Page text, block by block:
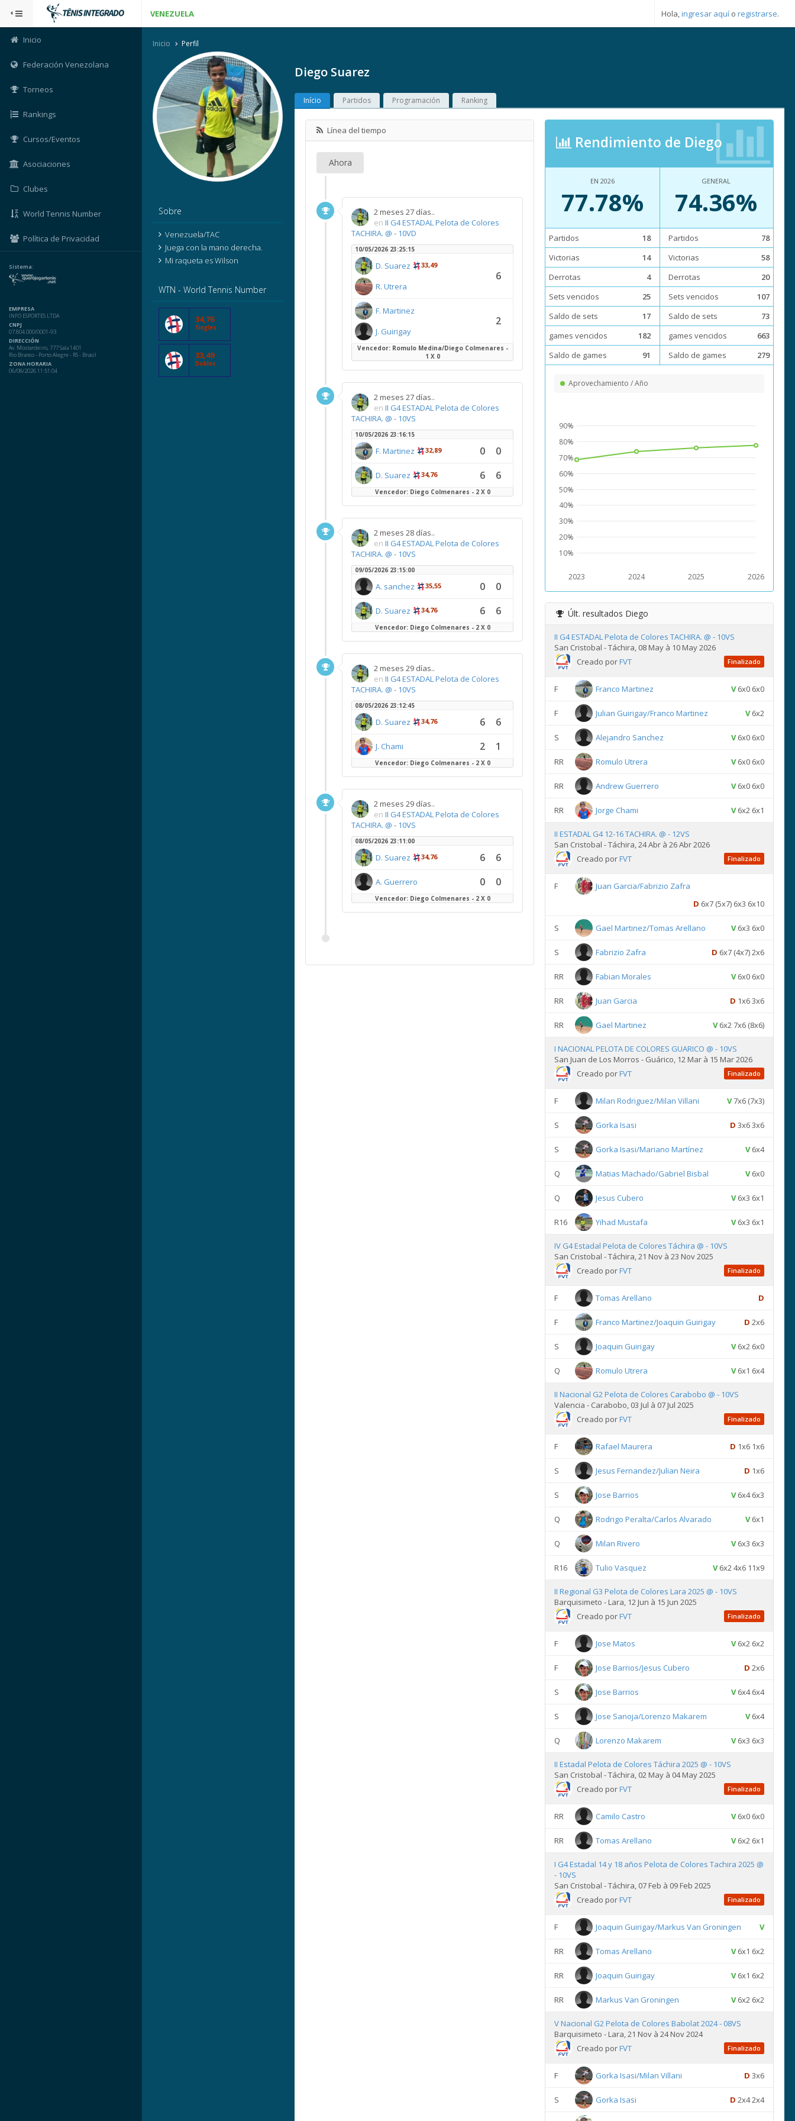
VENEZUELA Hola,ingresar aquí o registrarse.
Inicio
Federación Venezolana
Torneos
Rankings
Cursos/Eventos
Asociaciones
Clubes
World Tennis Number
Política de Privacidad
Sistema:
EMPRESA
INFO ESPORTES LTDA
CNPJ
07.804.000/0001-93
DIRECCIÓN
Av. Mostardeiro, 777 Sala 1401
Rio Branco - Porto Alegre - RS - Brasil
ZONA HORARIA
06/08/2026 11:51:04
Inicio Perfil
Diego Suarez
Sobre
Venezuela/TAC
Juega con la mano derecha.
Mi raqueta es Wilson
WTN - World Tennis Number
34,76
Singles
33,49
Dobles
Início Partidos Programación Ranking
Línea del tiempo
Ahora
2 meses 27 días..
en II G4 ESTADAL Pelota de Colores
TACHIRA. @ - 10VD
10/05/2026 23:25:15
D. Suarez 33,49
R. Utrera
6
F. Martinez
J. Guirigay
2
Vencedor: Romulo Medina/Diego Colmenares -
1 X 0
2 meses 27 días..
en II G4 ESTADAL Pelota de Colores
TACHIRA. @ - 10VS
10/05/2026 23:16:15
F. Martinez 32,89 0 0
D. Suarez 34,76 6 6
Vencedor: Diego Colmenares - 2 X 0
2 meses 28 días..
en II G4 ESTADAL Pelota de Colores
TACHIRA. @ - 10VS
09/05/2026 23:15:00
A. sanchez 35,55 0 0
D. Suarez 34,76 6 6
Vencedor: Diego Colmenares - 2 X 0
2 meses 29 días..
en II G4 ESTADAL Pelota de Colores
TACHIRA. @ - 10VS
08/05/2026 23:12:45
D. Suarez 34,76 6 6
J. Chami 2 1
Vencedor: Diego Colmenares - 2 X 0
2 meses 29 días..
en II G4 ESTADAL Pelota de Colores
TACHIRA. @ - 10VS
08/05/2026 23:11:00
D. Suarez 34,76 6 6
A. Guerrero 0 0
Vencedor: Diego Colmenares - 2 X 0
Rendimiento de Diego
EN 2026
77.78%
Partidos
18
Victorias
14
Derrotas
4
Sets vencidos
25
Saldo de sets
17
games vencidos
182
Saldo de games
91
GENERAL
74.36%
Partidos
78
Victorias
58
Derrotas
20
Sets vencidos
107
Saldo de sets
73
games vencidos
663
Saldo de games
279
Aprovechamiento / Año
2023 2024 2025 2026
10%
20%
30%
40%
50%
60%
70%
80%
90%
Últ. resultados Diego
II G4 ESTADAL Pelota de Colores TACHIRA. @ - 10VS
San Cristobal - Táchira, 08 May à 10 May 2026
Creado porFVT Finalizado
F Franco Martinez V6x0 6x0
F Julian Guirigay/Franco Martinez V6x2
S Alejandro Sanchez V6x0 6x0
RR Romulo Utrera V6x0 6x0
RR Andrew Guerrero V6x0 6x0
RR Jorge Chami V6x2 6x1
II ESTADAL G4 12-16 TACHIRA. @ - 12VS
San Cristobal - Táchira, 24 Abr à 26 Abr 2026
Creado porFVT Finalizado
F
Juan Garcia/Fabrizio Zafra
D 6x7 (5x7) 6x3 6x10
S Gael Martinez/Tomas Arellano V6x3 6x0
S Fabrizio Zafra D 6x7 (4x7) 2x6
RR Fabian Morales V6x0 6x0
RR Juan Garcia D 1x6 3x6
RR Gael Martinez V6x2 7x6 (8x6)
I NACIONAL PELOTA DE COLORES GUARICO @ - 10VS
San Juan de Los Morros - Guárico, 12 Mar à 15 Mar 2026
Creado porFVT Finalizado
F Milan Rodriguez/Milan Villani V7x6 (7x3)
S Gorka Isasi D 3x6 3x6
S Gorka Isasi/Mariano Martínez V6x4
Q Matias Machado/Gabriel Bisbal V6x0
Q Jesus Cubero V6x3 6x1
R16 Yihad Mustafa V6x3 6x1
IV G4 Estadal Pelota de Colores Táchira @ - 10VS
San Cristobal - Táchira, 21 Nov à 23 Nov 2025
Creado porFVT Finalizado
F Tomas Arellano D
F Franco Martinez/Joaquin Guirigay D 2x6
S Joaquin Guirigay V6x2 6x0
Q Romulo Utrera V6x1 6x4
II Nacional G2 Pelota de Colores Carabobo @ - 10VS
Valencia - Carabobo, 03 Jul à 07 Jul 2025
Creado porFVT Finalizado
F Rafael Maurera D 1x6 1x6
S Jesus Fernandez/Julian Neira D 1x6
S Jose Barrios V6x4 6x3
Q Rodrigo Peralta/Carlos Alvarado V6x1
Q Milan Rivero V6x3 6x3
R16 Tulio Vasquez V6x2 4x6 11x9
II Regional G3 Pelota de Colores Lara 2025 @ - 10VS
Barquisimeto - Lara, 12 Jun à 15 Jun 2025
Creado porFVT Finalizado
F Jose Matos V6x2 6x2
F Jose Barrios/Jesus Cubero D 2x6
S Jose Barrios V6x4 6x4
S Jose Sanoja/Lorenzo Makarem V6x4
Q Lorenzo Makarem V6x3 6x3
II Estadal Pelota de Colores Táchira 2025 @ - 10VS
San Cristobal - Táchira, 02 May à 04 May 2025
Creado porFVT Finalizado
RR Camilo Castro V6x0 6x0
RR Tomas Arellano V6x2 6x1
I G4 Estadal 14 y 18 años Pelota de Colores Tachira 2025 @
- 10VS
San Cristobal - Táchira, 07 Feb à 09 Feb 2025
Creado porFVT Finalizado
F Joaquin Guirigay/Markus Van Groningen V
RR Tomas Arellano V6x1 6x2
RR Joaquin Guirigay V6x1 6x2
RR Markus Van Groningen V6x2 6x2
V Nacional G2 Pelota de Colores Babolat 2024 - 08VS
Barquisimeto - Lara, 21 Nov à 24 Nov 2024
Creado porFVT Finalizado
F Gorka Isasi/Milan Villani D 3x6
S Gorka Isasi D 2x4 2x4